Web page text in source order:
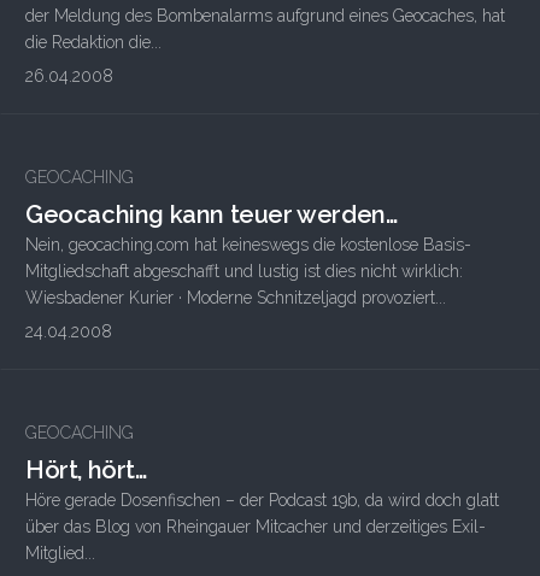
der Meldung des Bombenalarms aufgrund eines Geocaches, hat
die Redaktion die...
26.04.2008
GEOCACHING
Geocaching kann teuer werden…
Nein, geocaching.com hat keineswegs die kostenlose Basis-
Mitgliedschaft abgeschafft und lustig ist dies nicht wirklich:
Wiesbadener Kurier · Moderne Schnitzeljagd provoziert...
24.04.2008
GEOCACHING
Hört, hört…
Höre gerade Dosenfischen – der Podcast 19b, da wird doch glatt
über das Blog von Rheingauer Mitcacher und derzeitiges Exil-
Mitglied...